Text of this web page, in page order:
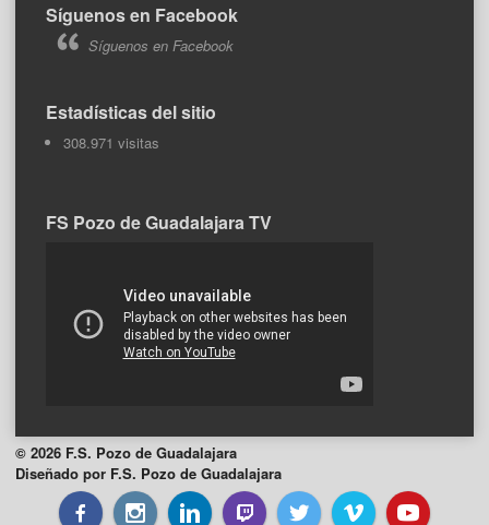
Síguenos en Facebook
Síguenos en Facebook
Estadísticas del sitio
308.971 visitas
FS Pozo de Guadalajara TV
© 2026 F.S. Pozo de Guadalajara
Diseñado por F.S. Pozo de Guadalajara